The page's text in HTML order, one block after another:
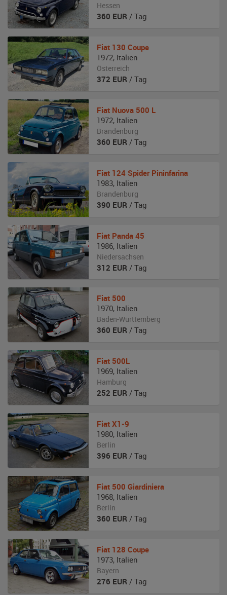
Hessen
360 EUR / Tag
Fiat 130 Coupe
1972, Italien
Österreich
372 EUR / Tag
Fiat Nuova 500 L
1972, Italien
Brandenburg
360 EUR / Tag
Fiat 124 Spider Pininfarina
1983, Italien
Brandenburg
390 EUR / Tag
Fiat Panda 45
1986, Italien
Niedersachsen
312 EUR / Tag
Fiat 500
1970, Italien
Baden-Württemberg
360 EUR / Tag
Fiat 500L
1969, Italien
Hamburg
252 EUR / Tag
Fiat X1-9
1980, Italien
Berlin
396 EUR / Tag
Fiat 500 Giardiniera
1968, Italien
Berlin
360 EUR / Tag
Fiat 128 Coupe
1973, Italien
Bayern
276 EUR / Tag